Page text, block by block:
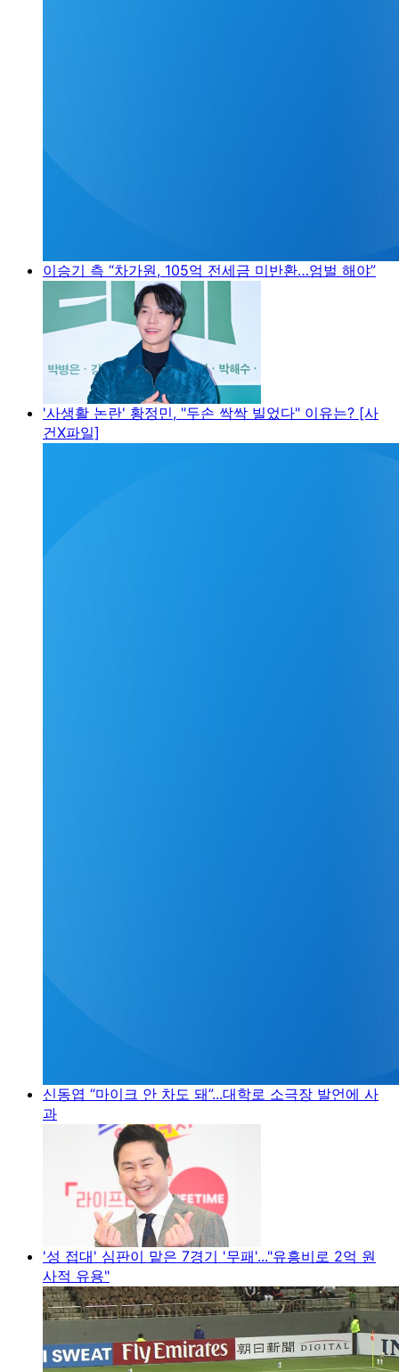
이승기 측 “차가원, 105억 전세금 미반환…엄벌 해야”
'사생활 논란' 황정민, "두손 싹싹 빌었다" 이유는? [사
건X파일]
신동엽 “마이크 안 차도 돼”...대학로 소극장 발언에 사
과
'성 접대' 심판이 맡은 7경기 '무패'..."유흥비로 2억 원
사적 유용"